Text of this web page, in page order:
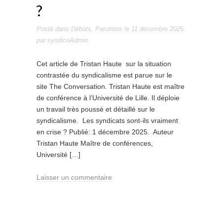
?
Posté dans Débats, Parutions le 11 décembre 2025
par syndicoAdmin.
Cet article de Tristan Haute sur la situation
contrastée du syndicalisme est parue sur le
site The Conversation. Tristan Haute est maître
de conférence à l’Université de Lille. Il déploie
un travail très poussé et détaillé sur le
syndicalisme. Les syndicats sont-ils vraiment
en crise ? Publié: 1 décembre 2025. Auteur
Tristan Haute Maître de conférences,
Université […]
Laisser un commentaire